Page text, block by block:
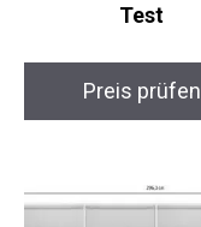
Test
Preis prüfen